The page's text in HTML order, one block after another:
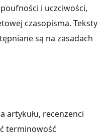
i uczciwości,
czasopisma. Teksty
są na zasadach
artykułu, recenzenci
terminowość